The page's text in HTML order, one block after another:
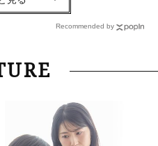
きに見えない！40代の体型カバ
ンピ】〈9選〉
スは「体型がキレイ見えする」
〉
Recommended by